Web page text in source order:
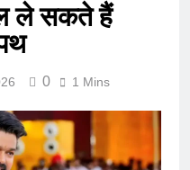
ले सकते हैं
0 1 Mins